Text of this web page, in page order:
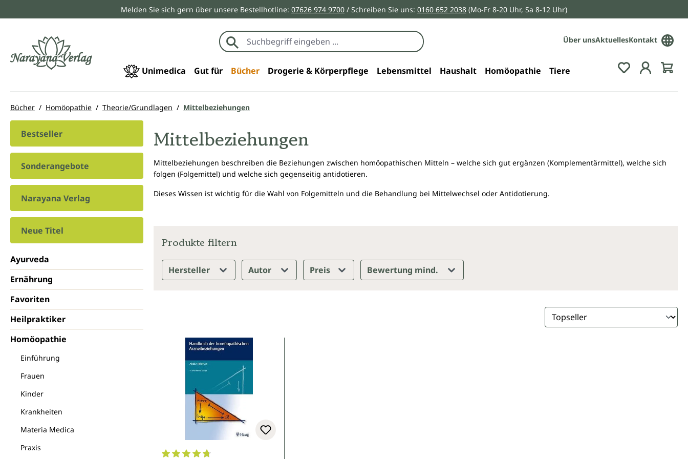
Zur Hauptnavigation springenMelden Sie sich gern über unsere Bestellhotline: 07626 974 9700 / Schreiben Sie uns: 0160 652 2038 (Mo-Fr 8-20 Uhr, Sa 8-12 Uhr)
Über unsAktuellesKontakt
Unimedica Gut für Bücher Drogerie & Körperpflege Lebensmittel Haushalt Homöopathie Tiere Du hast 0
Bücher Homöopathie Theorie/Grundlagen Mittelbeziehungen
Bestseller
Sonderangebote
Narayana Verlag
Neue Titel
Ayurveda
Ernährung
Favoriten
Heilpraktiker
Homöopathie
Einführung
Frauen
Kinder
Krankheiten
Materia Medica
Praxis
Mittelbeziehungen
Mittelbeziehungen beschreiben die Beziehungen zwischen homöopathischen Mitteln – welche sich gut ergänzen (Komplementärmittel), welche sich
folgen (Folgemittel) und welche sich gegenseitig antidotieren.
Dieses Wissen ist wichtig für die Wahl von Folgemitteln und die Behandlung bei Mittelwechsel oder Antidotierung.
Produkte filtern
Hersteller Autor Preis Bewertung mind.